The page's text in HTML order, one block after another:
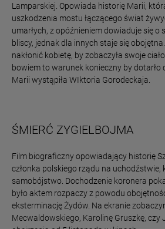
Lamparskiej. Opowiada historię Marii,
uszkodzenia mostu łączącego świat
umarłych, z opóźnieniem dowiaduje się o
bliscy, jednak dla innych staje się
nakłonić kobietę, by zobaczyła swoje
bowiem to warunek konieczny by dotarło
Marii wystąpiła WIktoria Gorodeckaja.
ŚMIERĆ ZYGIELBOJMA
Film biograficzny opowiadający historię
członka polskiego rządu na uchodźstwie,
samobójstwo. Dochodzenie koronera
było aktem rozpaczy z powodu
eksterminację Żydów. Na ekranie
Mecwaldowskiego, Karolinę Gruszkę, czy